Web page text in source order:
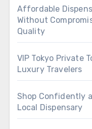
Affordable
Without
Quality
VIP Tokyo Private
Luxury Travelers
Shop Confidently
Local Dispensary